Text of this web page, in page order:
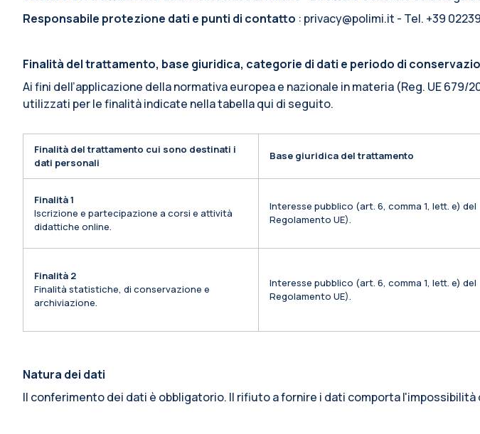
Responsabile protezione dati e punti di contatto : privacy@polimi.it - Tel. +39
Finalità del trattamento, base giuridica, categorie di dati e periodo di
Ai fini dell’applicazione della normativa europea e nazionale in materia (Reg. UE
utilizzati per le finalità indicate nella tabella qui di seguito.
Finalità del trattamento cui sono destinati i
dati personali
Base giuridica del trattamento
Finalità 1
Iscrizione e partecipazione a corsi e attività
didattiche online.
Interesse pubblico (art. 6, comma 1, lett. e) del
Regolamento UE).
Finalità 2
Finalità statistiche, di conservazione e
archiviazione.
Interesse pubblico (art. 6, comma 1, lett. e) del
Regolamento UE).
Natura dei dati
Il conferimento dei dati è obbligatorio. Il rifiuto a fornire i dati comporta